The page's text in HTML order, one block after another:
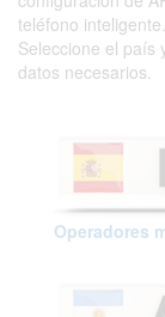
teléfono inteligente.
Seleccione el país
datos necesarios.
Operadores